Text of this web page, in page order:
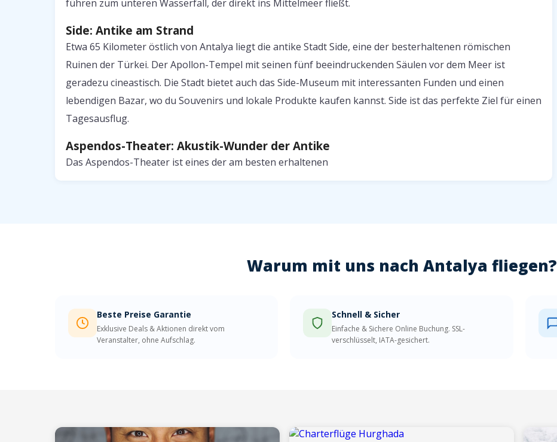
führen zum unteren Wasserfall, der direkt ins Mittelmeer fließt.
Side: Antike am Strand
Etwa 65 Kilometer östlich von Antalya liegt die antike Stadt Side, eine der besterhaltenen römischen
Ruinen der Türkei. Der Apollon-Tempel mit seinen fünf beeindruckenden Säulen vor dem Meer ist
geradezu cineastisch. Die Stadt bietet auch das Side-Museum mit interessanten Funden und einen
lebendigen Bazar, wo du Souvenirs und lokale Produkte kaufen kannst. Side ist das perfekte Ziel für einen
Tagesausflug.
Aspendos-Theater: Akustik-Wunder der Antike
Das Aspendos-Theater ist eines der am besten erhaltenen
Warum mit uns nach Antalya fliegen?
Beste Preise Garantie
Exklusive Deals & Aktionen direkt vom
Veranstalter, ohne Aufschlag.
Schnell & Sicher
Einfache & Sichere Online Buchung. SSL-
verschlüsselt, IATA-gesichert.